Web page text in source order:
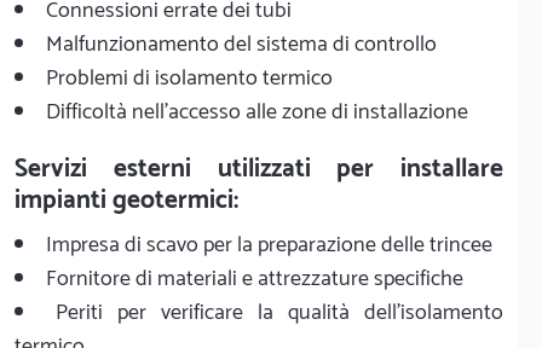
Connessioni errate dei tubi
Malfunzionamento del sistema di controllo
Problemi di isolamento termico
Difficoltà nell'accesso alle zone di installazione
Servizi esterni utilizzati per installare
impianti geotermici:
Impresa di scavo per la preparazione delle trincee
Fornitore di materiali e attrezzature specifiche
Periti per verificare la qualità dell'isolamento